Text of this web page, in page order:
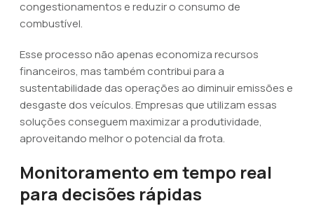
congestionamentos e reduzir o consumo de
combustível.
Esse processo não apenas economiza recursos
financeiros, mas também contribui para a
sustentabilidade das operações ao diminuir emissões e
desgaste dos veículos. Empresas que utilizam essas
soluções conseguem maximizar a produtividade,
aproveitando melhor o potencial da frota.
Monitoramento em tempo real
para decisões rápidas